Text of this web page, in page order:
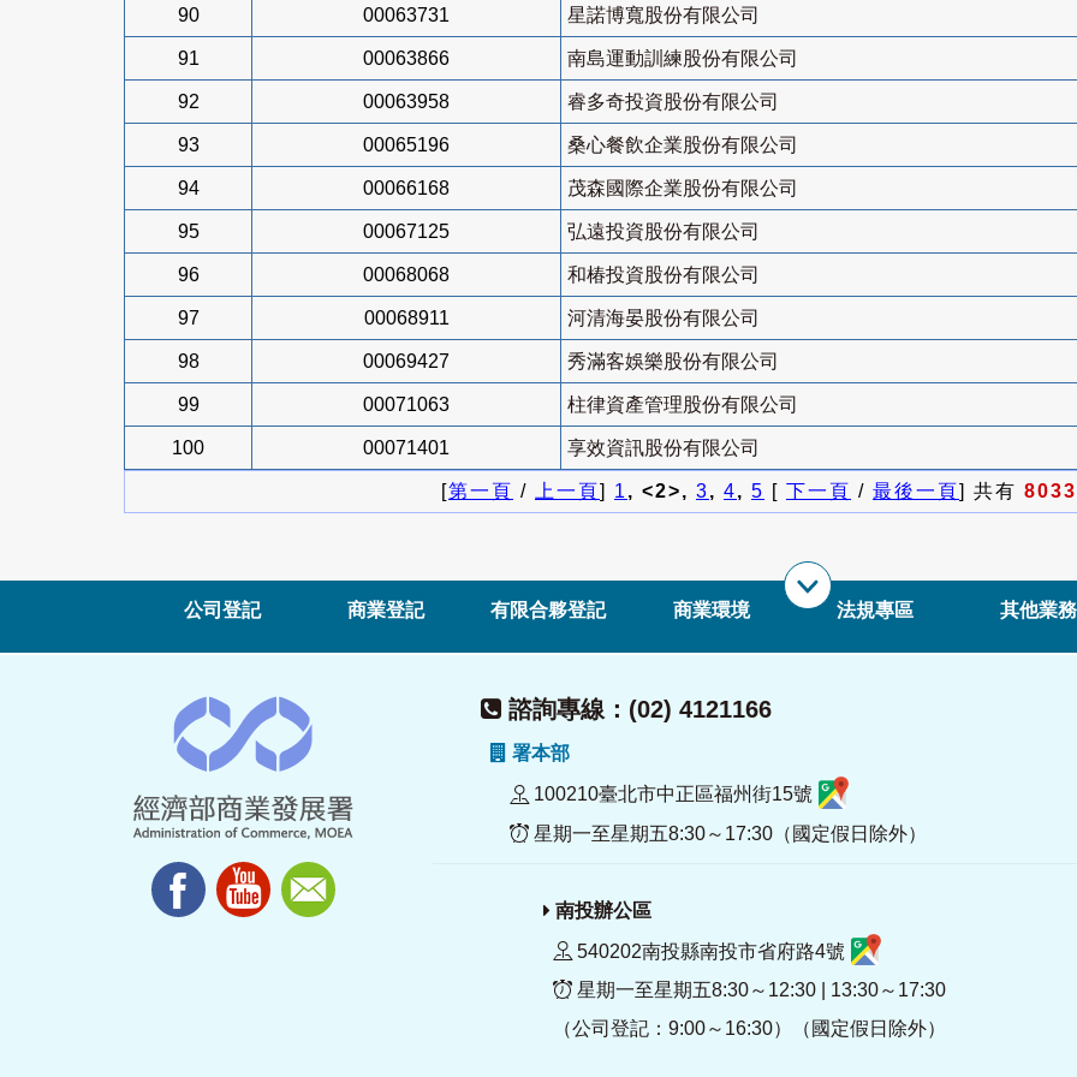
90 00063731 星諾博寬股份有限公司
91 00063866 南島運動訓練股份有限公司
92 00063958 睿多奇投資股份有限公司
93 00065196 桑心餐飲企業股份有限公司
94 00066168 茂森國際企業股份有限公司
95 00067125 弘遠投資股份有限公司
96 00068068 和椿投資股份有限公司
97 00068911 河清海晏股份有限公司
98 00069427 秀滿客娛樂股份有限公司
99 00071063 柱律資產管理股份有限公司
100 00071401 享效資訊股份有限公司
[第一頁 / 上一頁] 1, <2>, 3, 4, 5 [ 下一頁 / 最後一頁] 共有 8033
公司登記 商業登記 有限合夥登記 商業環境 法規專區 其他業務
諮詢專線：(02) 4121166
署本部
100210臺北市中正區福州街15號
星期一至星期五8:30～17:30（國定假日除外）
南投辦公區
540202南投縣南投市省府路4號
星期一至星期五8:30～12:30 | 13:30～17:30
（公司登記：9:00～16:30）（國定假日除外）